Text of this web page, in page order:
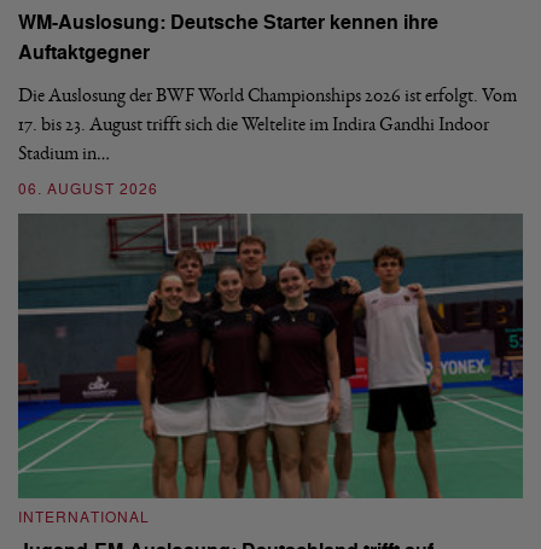
WM-Auslosung: Deutsche Starter kennen ihre
Auftaktgegner
Die Auslosung der BWF World Championships 2026 ist erfolgt. Vom
17. bis 23. August trifft sich die Weltelite im Indira Gandhi Indoor
Stadium in…
06. AUGUST 2026
INTERNATIONAL